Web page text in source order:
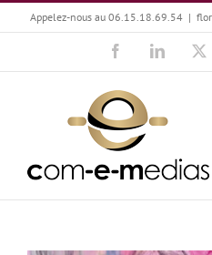
Passer
au
Appelez-nous au 06.15.18.69.54 |
FacebookLinkedIn